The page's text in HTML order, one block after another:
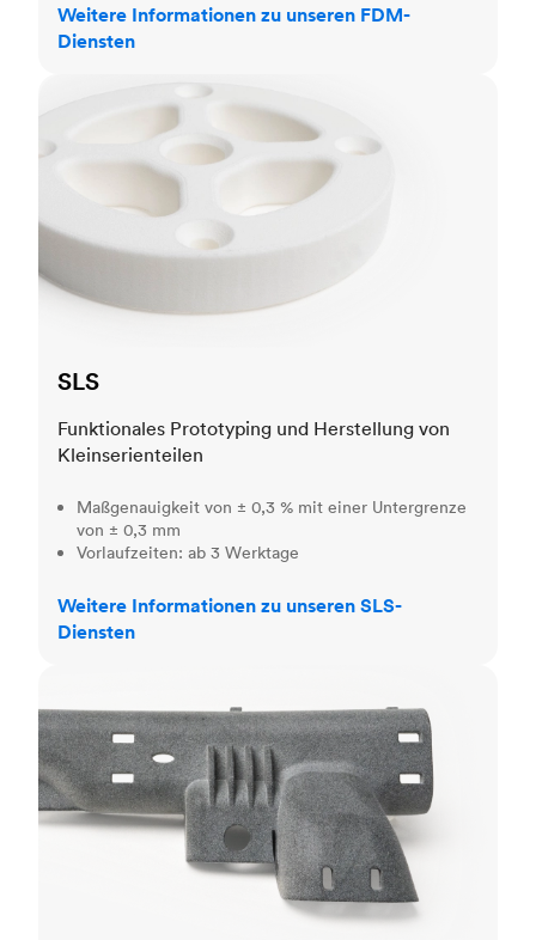
Weitere Informationen zu unseren FDM-
Diensten
SLS
Funktionales Prototyping und Herstellung von
Kleinserienteilen
Maßgenauigkeit von ± 0,3 % mit einer Untergrenze
von ± 0,3 mm
Vorlaufzeiten: ab 3 Werktage
Weitere Informationen zu unseren SLS-
Diensten